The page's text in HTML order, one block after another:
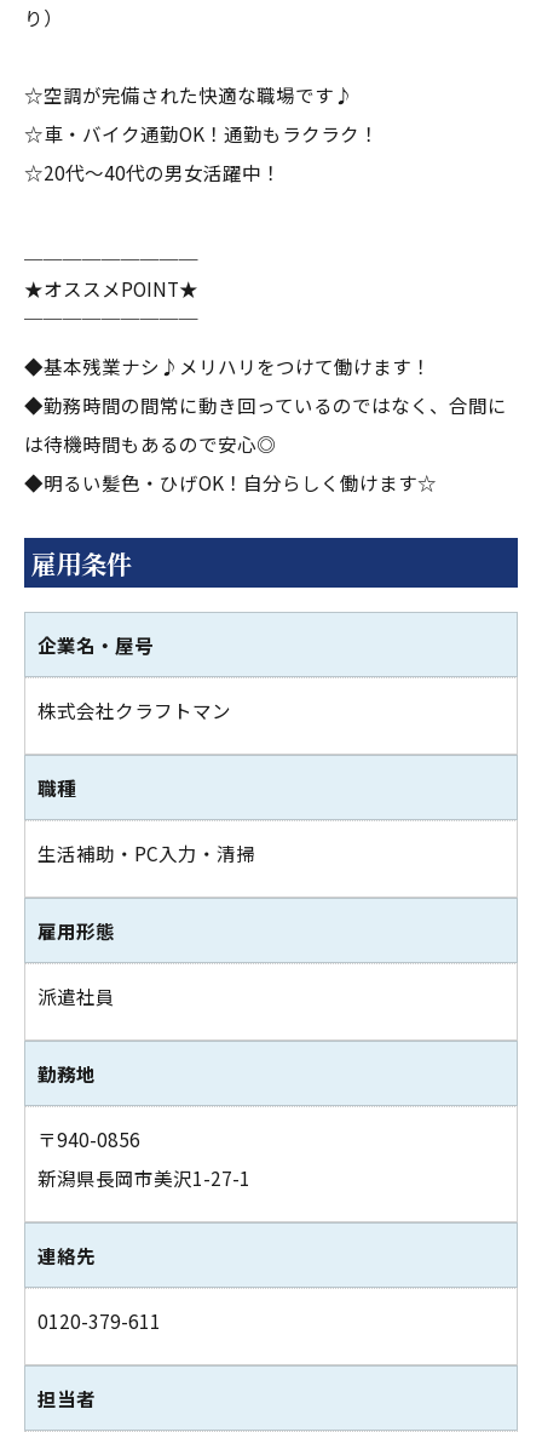
り）
☆空調が完備された快適な職場です♪
☆車・バイク通勤OK！通勤もラクラク！
☆20代～40代の男女活躍中！
★オススメPOINT★
￣￣￣￣￣￣￣￣￣
◆基本残業ナシ♪メリハリをつけて働けます！
◆勤務時間の間常に動き回っているのではなく、合間に
は待機時間もあるので安心◎
◆明るい髪色・ひげOK！自分らしく働けます☆
雇用条件
企業名・屋号
株式会社クラフトマン
職種
生活補助・PC入力・清掃
雇用形態
派遣社員
勤務地
〒940-0856
新潟県長岡市美沢1-27-1
連絡先
0120-379-611
担当者